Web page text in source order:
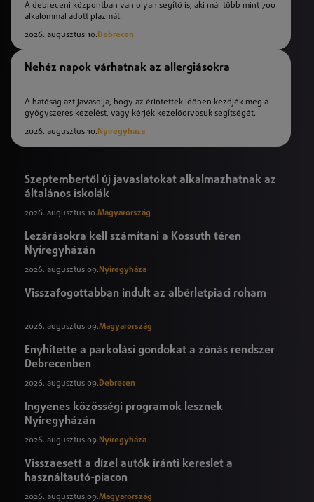
A debreceni központban van olyan segítő is, aki már több mint 700
alkalommal adott plazmát.
2026. augusztus 10.Debrecen
Nehéz napok várhatnak az allergiásokra
A hatóság azt javasolja, hogy az érintettek időben kezdjék meg a
gyógyszeres kezelést, vagy kérjék kezelőorvosuk segítségét.
2026. augusztus 10. Nyíregyháza
Szeptembertől új javaslatokat alkalmazhatnak az
általános iskolák
2026. augusztus 10.Magyarország
Lezárásokra kell számítani a Kossuth téren
Nyíregyházán
2026. augusztus 09. Nyíregyháza
Visszafogottabban indult az albérletpiaci roham
2026. augusztus 09.Magyarország
Enyhítette a parkolási gondokat a zónás rendszer
Debrecenben
2026. augusztus 09.Debrecen
Ingyenes közösségi programok lesznek
Nyíregyházán
2026. augusztus 09. Nyíregyháza
Visszaesett a dízel autók iránti kereslet a
használtautó-piacon
2026. augusztus 09.Magyarország